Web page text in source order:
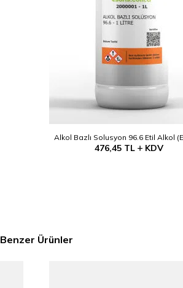
Alkol Bazlı Solusyon 96.6 Etil Alkol
476,45 TL KDV
Benzer Ürünler